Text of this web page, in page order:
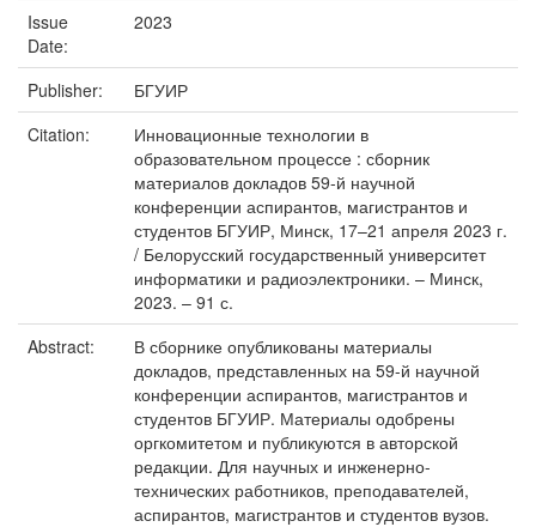
Issue
Date:
2023
Publisher:
БГУИР
Citation:
Инновационные технологии в
образовательном процессе : сборник
материалов докладов 59-й научной
конференции аспирантов, магистрантов и
студентов БГУИР, Минск, 17–21 апреля 2023 г.
/ Белорусский государственный университет
информатики и радиоэлектроники. – Минск,
2023. – 91 с.
Abstract:
В сборнике опубликованы материалы
докладов, представленных на 59-й научной
конференции аспирантов, магистрантов и
студентов БГУИР. Материалы одобрены
оргкомитетом и публикуются в авторской
редакции. Для научных и инженерно-
технических работников, преподавателей,
аспирантов, магистрантов и студентов вузов.